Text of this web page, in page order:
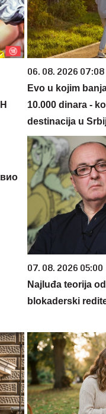
06. 08. 2026 07:08
Evo u kojim
10.000 dinara -
destinacija u
07. 08. 2026 05:00
Najluđa teorija
blokaderski